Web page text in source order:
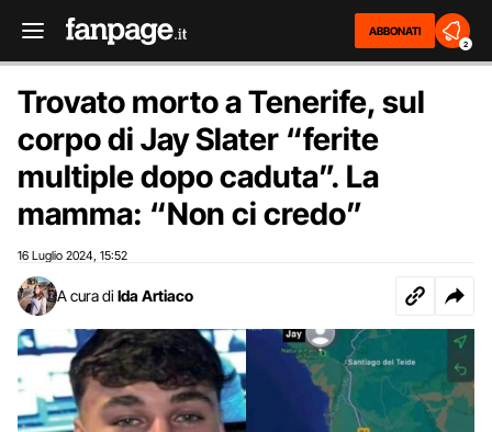
ABBONATI
2
Trovato morto a Tenerife, sul
corpo di Jay Slater “ferite
multiple dopo caduta”. La
mamma: “Non ci credo”
16 Luglio 2024 15:52
A cura di Ida Artiaco